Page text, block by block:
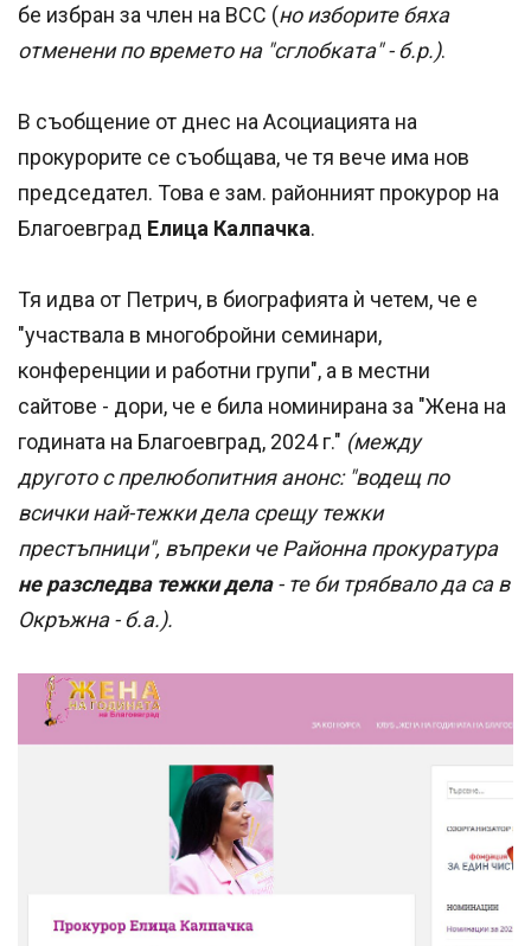
бе избран за член на ВСС (но изборите бяха
отменени по времето на "сглобката" - б.р.).
В съобщение от днес на Асоциацията на
прокурорите се съобщава, че тя вече има нов
председател. Това е зам. районният прокурор на
Благоевград Елица Калпачка.
Тя идва от Петрич, в биографията ѝ четем, че е
"участвала в многобройни семинари,
конференции и работни групи", а в местни
сайтове - дори, че е била номинирана за "Жена на
годината на Благоевград, 2024 г." (между
другото с прелюбопитния анонс: "водещ по
всички най-тежки дела срещу тежки
престъпници", въпреки че Районна прокуратура
не разследва тежки дела- те би трябвало да са в
Окръжна - б.а.).